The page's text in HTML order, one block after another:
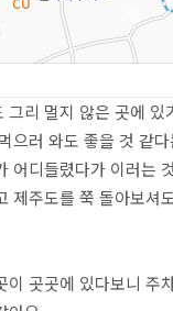
그리 멀지 않은 곳에 있
으러 와도 좋을 것 같
어디들렸다가 이러는
제주도를 쭉 돌아보셔
이 곳곳에 있다보니 주